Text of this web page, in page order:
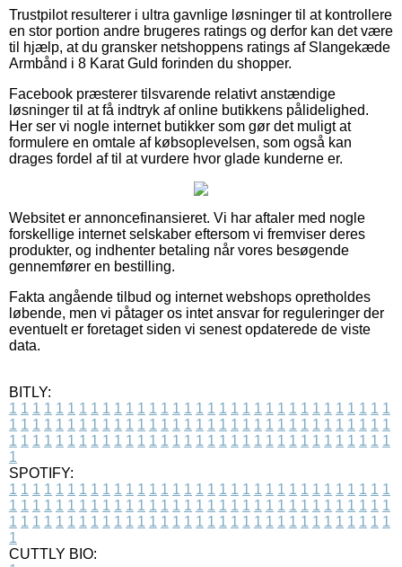
Trustpilot resulterer i ultra gavnlige løsninger til at kontrollere
en stor portion andre brugeres ratings og derfor kan det være
til hjælp, at du gransker netshoppens ratings af Slangekæde
Armbånd i 8 Karat Guld forinden du shopper.
Facebook præsterer tilsvarende relativt anstændige
løsninger til at få indtryk af online butikkens pålidelighed.
Her ser vi nogle internet butikker som gør det muligt at
formulere en omtale af købsoplevelsen, som også kan
drages fordel af til at vurdere hvor glade kunderne er.
Websitet er annoncefinansieret. Vi har aftaler med nogle
forskellige internet selskaber eftersom vi fremviser deres
produkter, og indhenter betaling når vores besøgende
gennemfører en bestilling.
Fakta angående tilbud og internet webshops opretholdes
løbende, men vi påtager os intet ansvar for reguleringer der
eventuelt er foretaget siden vi senest opdaterede de viste
data.
BITLY:
1 1 1 1 1 1 1 1 1 1 1 1 1 1 1 1 1 1 1 1 1 1 1 1 1 1 1 1 1 1 1 1 1
1 1 1 1 1 1 1 1 1 1 1 1 1 1 1 1 1 1 1 1 1 1 1 1 1 1 1 1 1 1 1 1 1
1 1 1 1 1 1 1 1 1 1 1 1 1 1 1 1 1 1 1 1 1 1 1 1 1 1 1 1 1 1 1 1 1
1
SPOTIFY:
1 1 1 1 1 1 1 1 1 1 1 1 1 1 1 1 1 1 1 1 1 1 1 1 1 1 1 1 1 1 1 1 1
1 1 1 1 1 1 1 1 1 1 1 1 1 1 1 1 1 1 1 1 1 1 1 1 1 1 1 1 1 1 1 1 1
1 1 1 1 1 1 1 1 1 1 1 1 1 1 1 1 1 1 1 1 1 1 1 1 1 1 1 1 1 1 1 1 1
1
CUTTLY BIO: